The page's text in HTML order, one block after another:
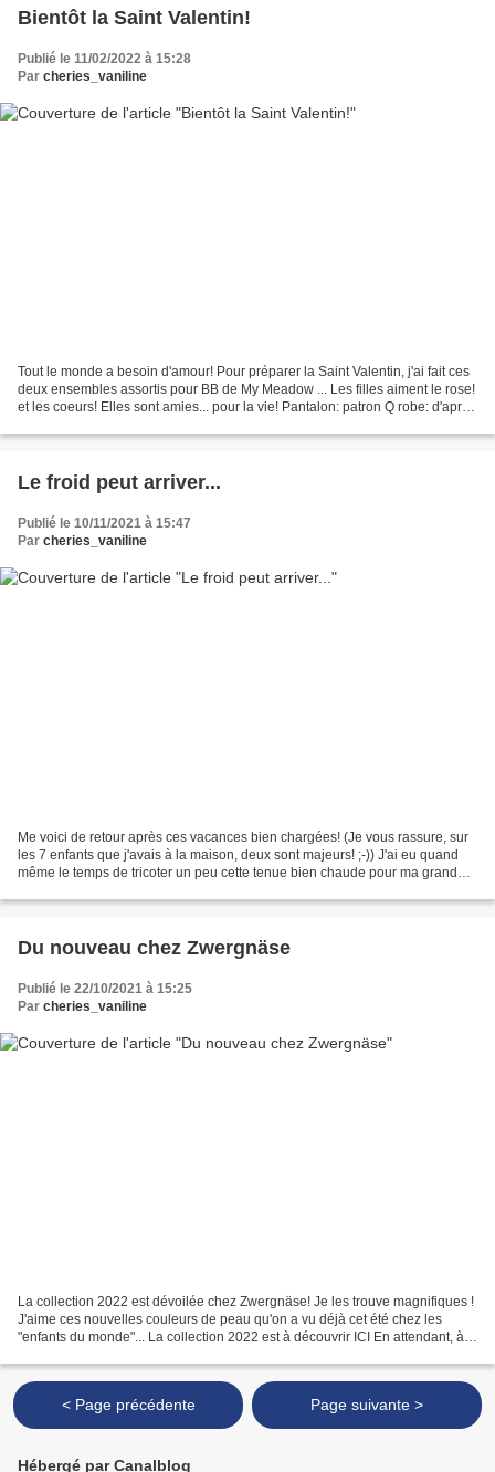
Bientôt la Saint Valentin!
Publié le 11/02/2022 à 15:28
Par cheries_vaniline
Tout le monde a besoin d'amour! Pour préparer la Saint Valentin, j'ai fait ces
deux ensembles assortis pour BB de My Meadow ... Les filles aiment le rose!
et les coeurs! Elles sont amies... pour la vie! Pantalon: patron Q robe: d'après
Le froid peut arriver...
Publié le 10/11/2021 à 15:47
Par cheries_vaniline
Me voici de retour après ces vacances bien chargées! (Je vous rassure, sur
les 7 enfants que j'avais à la maison, deux sont majeurs! ;-)) J'ai eu quand
même le temps de tricoter un peu cette tenue bien chaude pour ma grande
Du nouveau chez Zwergnäse
Publié le 22/10/2021 à 15:25
Par cheries_vaniline
La collection 2022 est dévoilée chez Zwergnäse! Je les trouve magnifiques !
J'aime ces nouvelles couleurs de peau qu'on a vu déjà cet été chez les
"enfants du monde"... La collection 2022 est à découvrir ICI En attendant, à
< Page précédente Page suivante >
Hébergé par Canalblog